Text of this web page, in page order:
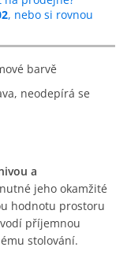
, nebo si rovnou
barvě
neodepírá se
a
jeho okamžité
hodnotu prostoru
příjemnou
stolování.